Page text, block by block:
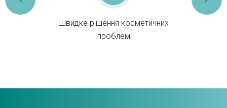
Швидке рішення косметичних
проблем